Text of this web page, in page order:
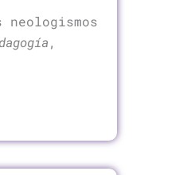
neologismos
,